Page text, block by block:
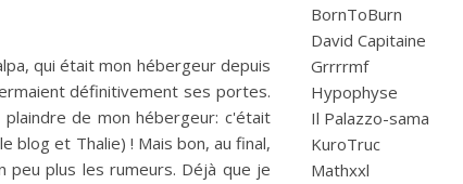
qui était mon hébergeur depuis
définitivement ses portes.
de mon hébergeur: c'était
blog et Thalie) ! Mais bon, au final,
peu plus les rumeurs. Déjà que je
BornToBurn
David Capitaine
Grrrrmf
Hypophyse
Il Palazzo-sama
KuroTruc
Mathxxl